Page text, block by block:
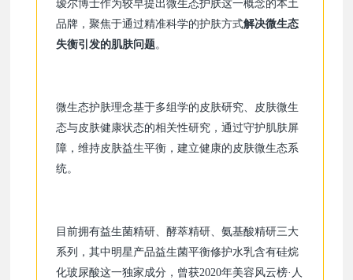
瑷尔博士作为较早提出微生态护肤这一概念的本土
品牌，聚焦于通过精准科学的护肤方式解决微生态
失衡引发的肌肤问题。
微生态护肤理念基于多组学的皮肤研究、皮肤微生
态与皮肤健康状态的相关性研究，通过守护肌肤屏
障，维持皮肤益生平衡，建立健康的皮肤微生态系
统。
目前拥有益生菌精研、酵萃精研、氨基酸精研三大
系列，其中明星产品益生菌平衡修护水乳含有硅烷
化玻尿酸这一独家成分，曾获2020年美容风云榜·人